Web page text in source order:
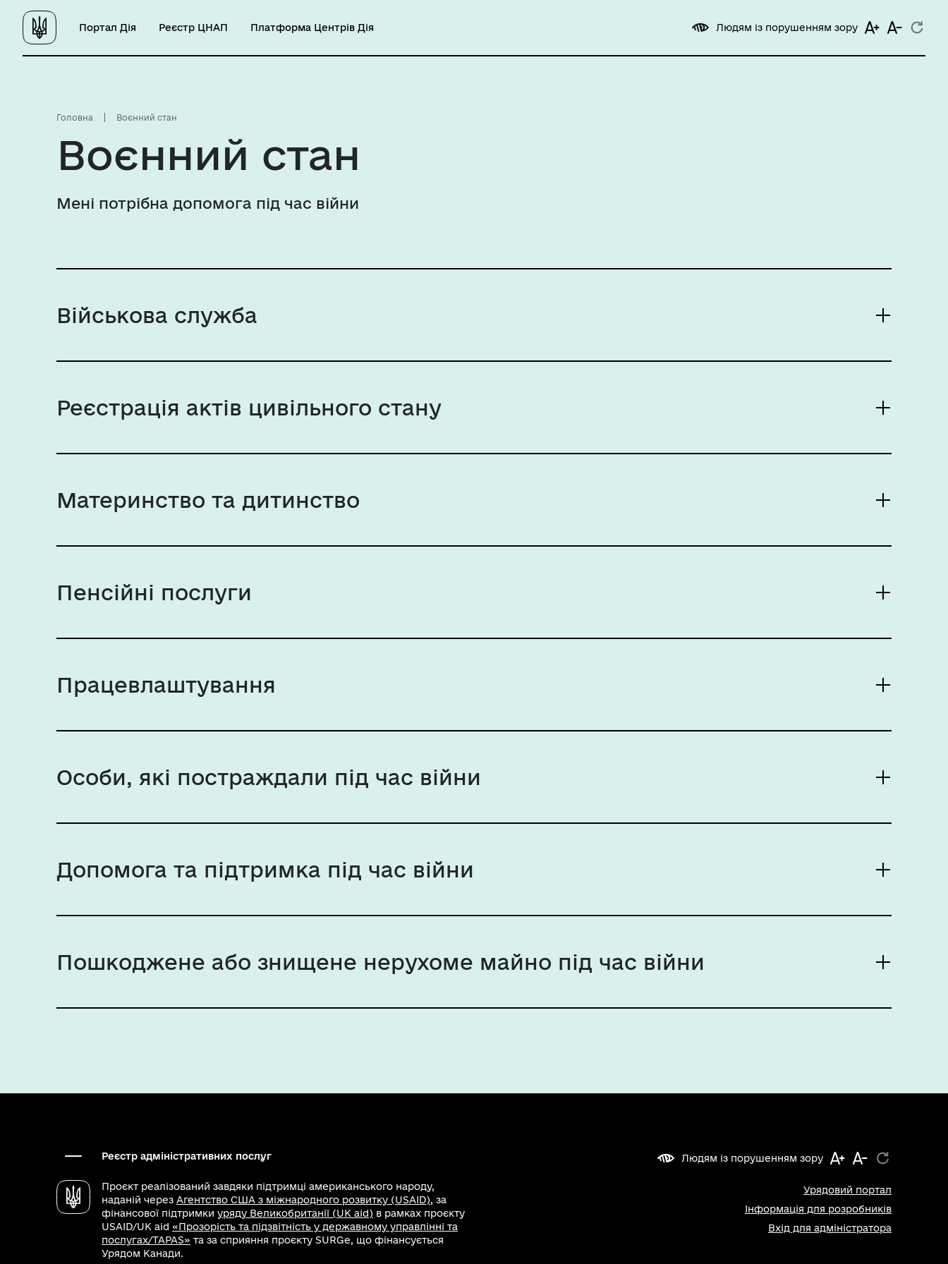
Портал Дія Реєстр ЦНАП Платформа Центрів Дія Людям із порушенням зору
Головна Воєнний стан
Воєнний стан
Мені потрібна допомога під час війни
Військова служба
Реєстрація актів цивільного стану
Материнство та дитинство
Пенсійні послуги
Працевлаштування
Особи, які постраждали під час війни
Допомога та підтримка під час війни
Пошкоджене або знищене нерухоме майно під час війни
Реєстр адміністративних послуг
Проєкт реалізований завдяки підтримці американського народу,
наданій через Агентство США з міжнародного розвитку (USAID), за
фінансової підтримки уряду Великобританії (UK aid) в рамках проєкту
USAID/UK aid «Прозорість та підзвітність у державному управлінні та
послугах/TAPAS» та за сприяння проєкту SURGe, що фінансується
Урядом Канади.
Людям із порушенням зору
Урядовий портал
Інформація для розробників
Вхід для адміністратора